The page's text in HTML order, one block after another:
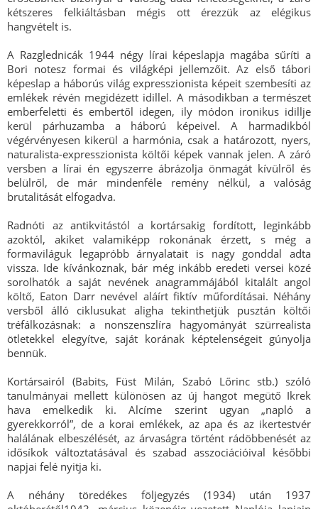
kétszeres felkiáltásban mégis ott érezzük az elégikus
hangvételt is.
A Razglednicák 1944 négy lírai képeslapja magába sűríti a
Bori notesz formai és világképi jellemzőit. Az első tábori
képeslap a háborús világ expresszionista képeit szembesíti az
emlékek révén megidézett idillel. A másodikban a természet
emberfeletti és embertől idegen, ily módon ironikus idillje
kerül párhuzamba a háború képeivel. A harmadikból
végérvényesen kikerül a harmónia, csak a határozott, nyers,
naturalista-expresszionista költői képek vannak jelen. A záró
versben a lírai én egyszerre ábrázolja önmagát kívülről és
belülről, de már mindenféle remény nélkül, a valóság
brutalitását elfogadva.
Radnóti az antikvitástól a kortársakig fordított, leginkább
azoktól, akiket valamiképp rokonának érzett, s még a
formaviláguk legapróbb árnyalatait is nagy gonddal adta
vissza. Ide kívánkoznak, bár még inkább eredeti versei közé
sorolhatók a saját nevének anagrammájából kitalált angol
költő, Eaton Darr nevével aláírt fiktív műfordításai. Néhány
versből álló ciklusukat aligha tekinthetjük pusztán költői
tréfálkozásnak: a nonszenszlíra hagyományát szürrealista
ötletekkel elegyítve, saját korának képtelenségeit gúnyolja
bennük.
Kortársairól (Babits, Füst Milán, Szabó Lőrinc stb.) szóló
tanulmányai mellett különösen az új hangot megütő Ikrek
hava emelkedik ki. Alcíme szerint ugyan „napló a
gyerekkorról”, de a korai emlékek, az apa és az ikertestvér
halálának elbeszélését, az árvaságra történt rádöbbenését az
idősíkok változtatásával és szabad asszociációival későbbi
napjai felé nyitja ki.
A néhány töredékes följegyzés (1934) után 1937